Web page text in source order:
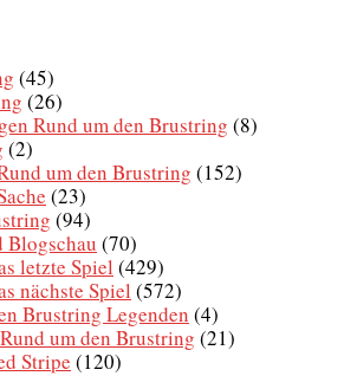
(45)
(26)
Rund um den Brustring (8)
(2)
um den Brustring (152)
(23)
(94)
Blogschau (70)
letzte Spiel (429)
nächste Spiel (572)
Brustring Legenden (4)
um den Brustring (21)
Stripe (120)